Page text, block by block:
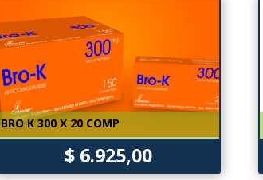
BRO K 300 X 20 COMP
$ 6.925,00